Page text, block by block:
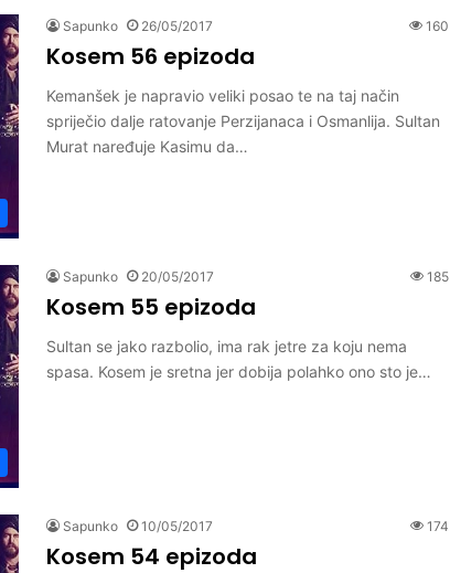
Sapunko 26/05/2017 160
Kosem 56 epizoda
Kemanšek je napravio veliki posao te na taj način
spriječio dalje ratovanje Perzijanaca i Osmanlija. Sultan
Murat naređuje Kasimu da…
Sapunko 20/05/2017 185
Kosem 55 epizoda
Sultan se jako razbolio, ima rak jetre za koju nema
spasa. Kosem je sretna jer dobija polahko ono sto je…
Sapunko 10/05/2017 174
Kosem 54 epizoda